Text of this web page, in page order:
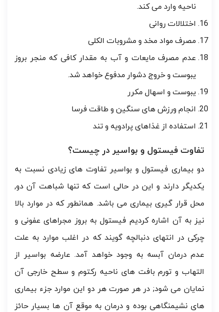
ناحیه وارد می کند.
اختلالات روانی
مصرف مواد مخد و مشروبات الکلی
عدم مصرف مایعات و آب به مقدار کافی که منجر بروز
یبوست و خروج دشوار مدفوع خواهد شد.
یبوست و اسهال مکرر
انجام ورزش های سنگین و طاقت فرسا
استفاده از غذاهای پرادویه و تند
تفاوت فیستول و بواسیر در چیست؟
دو بیماری فیستول و بواسیر تفاوت های زیادی نسبت به
یکدیگر دارند و این در حالی است که تنها شباهت آن دو,
محل قرار گیری بیماری می باشد. همانطور که در موارد بالا
نیز به آن اشاره کردیم فیستول به بروز مجراهای عفونی و
چرکی در انتهای دنبالچه گویند که در اغلب موارد به علت
عدم درمان آبسه به وجود خواهد آمد. عارضه بواسیر از
التهاب و تورم بافت های ناحیه رکتوم و سطح خارجی آن
نمایان می شود; در هر صورت هر دو این موارد جزء بیماری
های نشیمنگاهی بوده و درمان به موقع آن ها بسیار حائز